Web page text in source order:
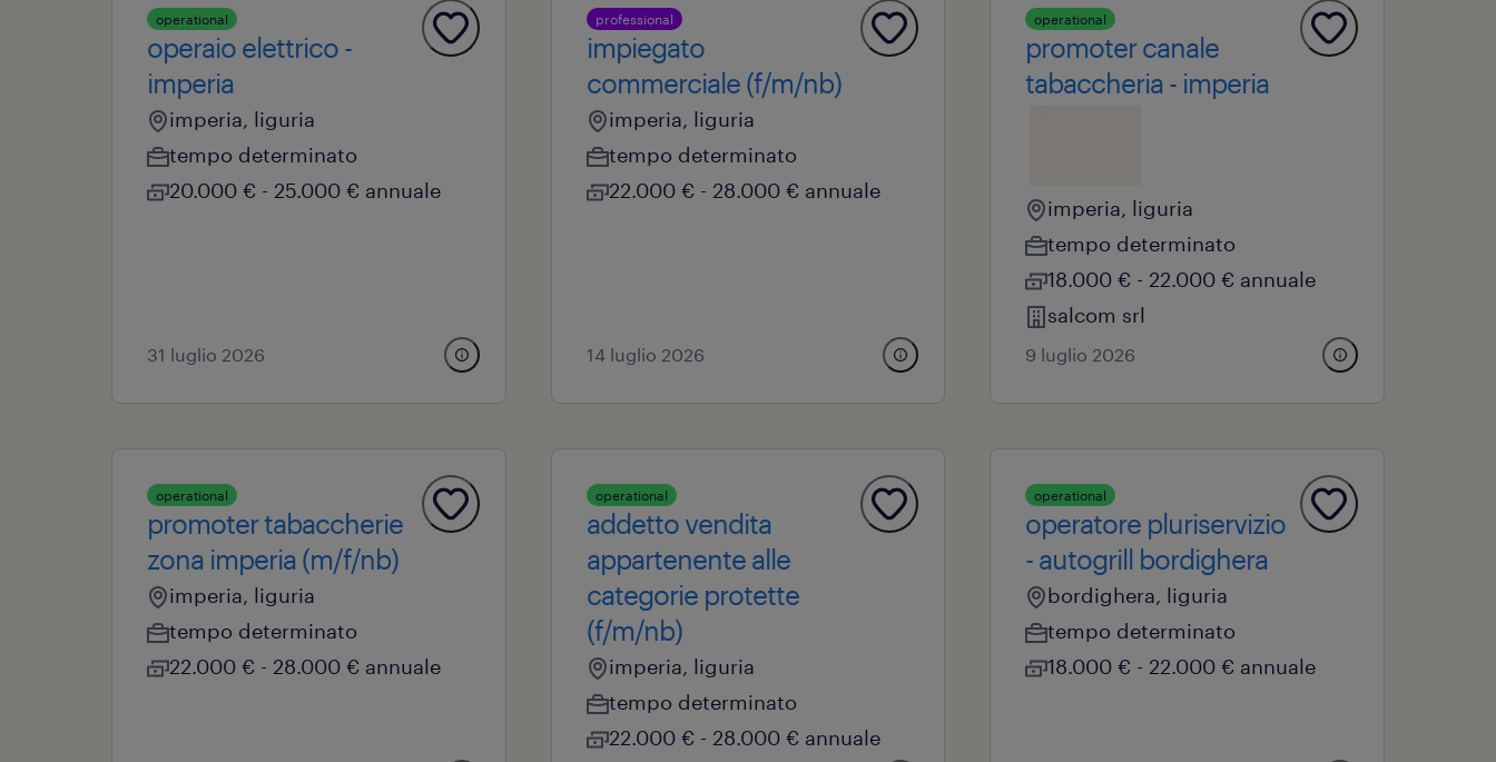
operational
operaio elettrico -
imperia
imperia, liguria
tempo determinato
20.000 € - 25.000 € annuale
31 luglio 2026
professional
impiegato
commerciale (f/m/nb)
imperia, liguria
tempo determinato
22.000 € - 28.000 € annuale
14 luglio 2026
operational
promoter canale
tabaccheria - imperia
imperia, liguria
tempo determinato
18.000 € - 22.000 € annuale
salcom srl
9 luglio 2026
operational
promoter tabaccherie
zona imperia (m/f/nb)
imperia, liguria
tempo determinato
22.000 € - 28.000 € annuale
operational
addetto vendita
appartenente alle
categorie protette
(f/m/nb)
imperia, liguria
tempo determinato
22.000 € - 28.000 € annuale
operational
operatore pluriservizio
- autogrill bordighera
bordighera, liguria
tempo determinato
18.000 € - 22.000 € annuale